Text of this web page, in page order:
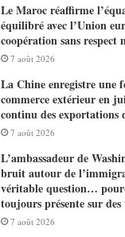
Le Maroc réaffirme
équilibré avec l’Union
coopération sans respect
7 août 2026
La Chine enregistre une
commerce extérieur en
continu des exportations
7 août 2026
L’ambassadeur de
bruit autour de
véritable question…
toujours présente sur
7 août 2026